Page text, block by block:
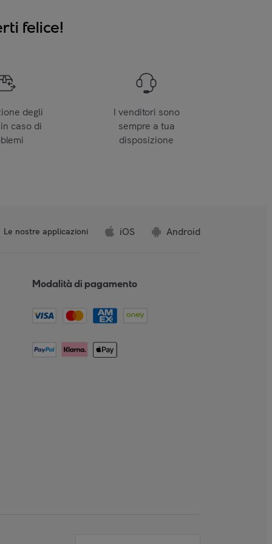
felice!
degli
caso di
I venditori sono
sempre a tua
disposizione
Le nostre applicazioni iOS Android
Modalità di pagamento